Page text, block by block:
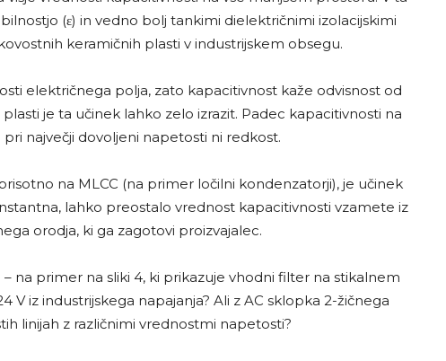
(ε) in vedno bolj tankimi dielektričnimi izolacijskimi
keramičnih plasti v industrijskem obsegu.
električnega polja, zato kapacitivnost kaže odvisnost od
je ta učinek lahko zelo izrazit. Padec kapacitivnosti na
največji dovoljeni napetosti ni redkost.
na MLCC (na primer ločilni kondenzatorji), je učinek
lahko preostalo vrednost kapacitivnosti vzamete iz
orodja, ki ga zagotovi proizvajalec.
na primer na sliki 4, ki prikazuje vhodni filter na stikalnem
V iz industrijskega napajanja? Ali z AC sklopka 2-žičnega
linijah z različnimi vrednostmi napetosti?